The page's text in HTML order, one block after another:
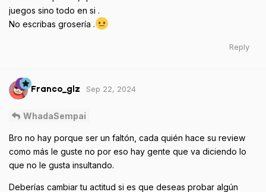
juegos sino todo en si .
No escribas grosería .
Reply
Franco_glz Sep 22, 2024
WhadaSempai
Bro no hay porque ser un faltón, cada quién hace su review
como más le guste no por eso hay gente que va diciendo lo
que no le gusta insultando.
Deberías cambiar tu actitud si es que deseas probar algún